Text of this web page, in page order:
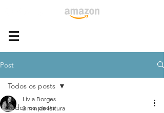
Post
Todos os posts
Todos os posts
Lívia Borges
2 min de leitura